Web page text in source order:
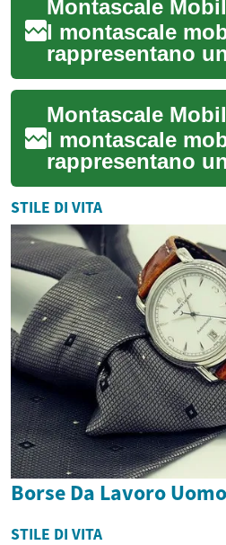
proble...
I montascale
rappresentano
rivoluzionaria
la mobilità e
degli anzi...
I montascale
rappresentano
rivoluzionaria
la mobilità e
degli anzi...
STILE DI VITA
Borse Da Lavoro
STILE DI VITA